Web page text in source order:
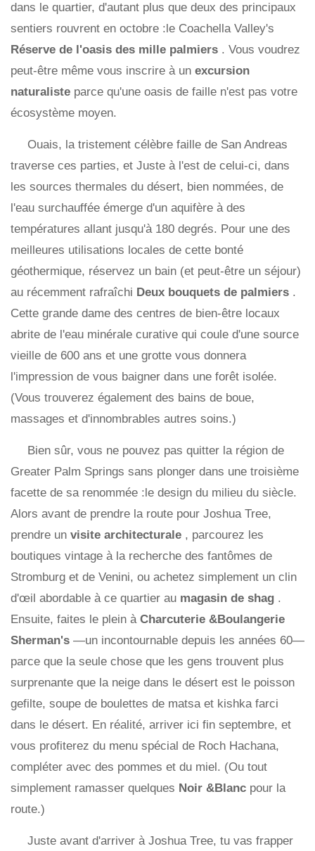
dans le quartier, d'autant plus que deux des principaux
sentiers rouvrent en octobre :le Coachella Valley's
Réserve de l'oasis des mille palmiers . Vous voudrez
peut-être même vous inscrire à un excursion
naturaliste parce qu'une oasis de faille n'est pas votre
écosystème moyen.
Ouais, la tristement célèbre faille de San Andreas
traverse ces parties, et Juste à l'est de celui-ci, dans
les sources thermales du désert, bien nommées, de
l'eau surchauffée émerge d'un aquifère à des
températures allant jusqu'à 180 degrés. Pour une des
meilleures utilisations locales de cette bonté
géothermique, réservez un bain (et peut-être un séjour)
au récemment rafraîchi Deux bouquets de palmiers .
Cette grande dame des centres de bien-être locaux
abrite de l'eau minérale curative qui coule d'une source
vieille de 600 ans et une grotte vous donnera
l'impression de vous baigner dans une forêt isolée.
(Vous trouverez également des bains de boue,
massages et d'innombrables autres soins.)
Bien sûr, vous ne pouvez pas quitter la région de
Greater Palm Springs sans plonger dans une troisième
facette de sa renommée :le design du milieu du siècle.
Alors avant de prendre la route pour Joshua Tree,
prendre un visite architecturale , parcourez les
boutiques vintage à la recherche des fantômes de
Stromburg et de Venini, ou achetez simplement un clin
d'œil abordable à ce quartier au magasin de shag .
Ensuite, faites le plein à Charcuterie &Boulangerie
Sherman's —un incontournable depuis les années 60—
parce que la seule chose que les gens trouvent plus
surprenante que la neige dans le désert est le poisson
gefilte, soupe de boulettes de matsa et kishka farci
dans le désert. En réalité, arriver ici fin septembre, et
vous profiterez du menu spécial de Roch Hachana,
compléter avec des pommes et du miel. (Ou tout
simplement ramasser quelques Noir &Blanc pour la
route.)
Juste avant d'arriver à Joshua Tree, tu vas frapper